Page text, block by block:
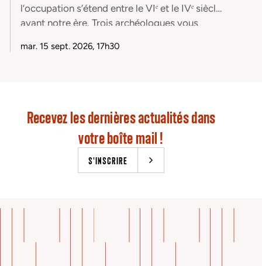
l’occupation s’étend entre le VIᵉ et le IVᵉ siècle
avant notre ère. Trois archéologues vous
fouilles du site entre 1974 et 1986 et de la
mar. 15 sept. 2026, 17h30
Recevez les dernières actualités dans
votre boîte mail !
S'INSCRIRE